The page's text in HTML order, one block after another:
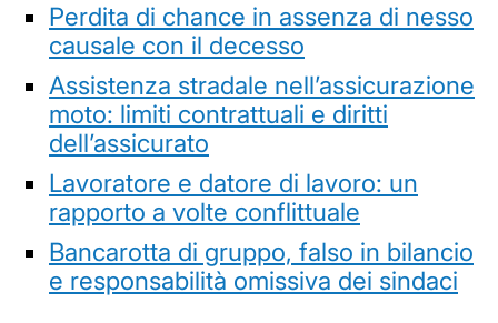
Perdita di chance in assenza di nesso
causale con il decesso
Assistenza stradale nell’assicurazione
moto: limiti contrattuali e diritti
dell’assicurato
Lavoratore e datore di lavoro: un
rapporto a volte conflittuale
Bancarotta di gruppo, falso in bilancio
e responsabilità omissiva dei sindaci